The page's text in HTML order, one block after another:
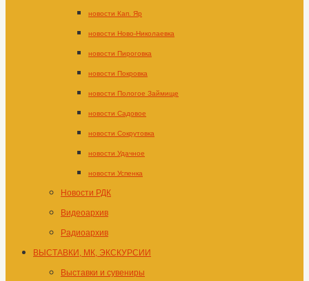
новости Кап. Яр
новости Ново-Николаевка
новости Пироговка
новости Покровка
новости Пологое Займище
новости Садовое
новости Сокрутовка
новости Удачное
новости Успенка
Новости РДК
Видеоархив
Радиоархив
ВЫСТАВКИ, МК, ЭКСКУРСИИ
Выставки и сувениры